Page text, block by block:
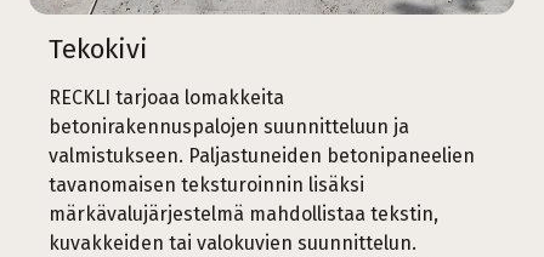
Tekokivi
RECKLI tarjoaa lomakkeita
betonirakennuspalojen suunnitteluun ja
valmistukseen. Paljastuneiden betonipaneelien
tavanomaisen teksturoinnin lisäksi
märkävalujärjestelmä mahdollistaa tekstin,
kuvakkeiden tai valokuvien suunnittelun.